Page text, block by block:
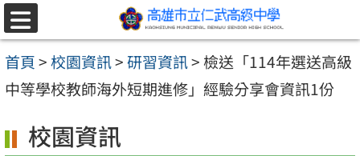
跳至主要內容區
選
單
首頁>校園資訊>研習資訊> 檢送「114年選送高級
中等學校教師海外短期進修」經驗分享會資訊1份
校園資訊